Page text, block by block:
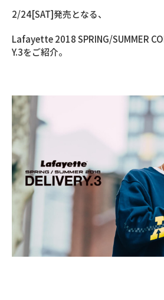
2/24[SAT]発売となる、
Lafayette 2018 SPRING/SUMMER
Y.3をご紹介。